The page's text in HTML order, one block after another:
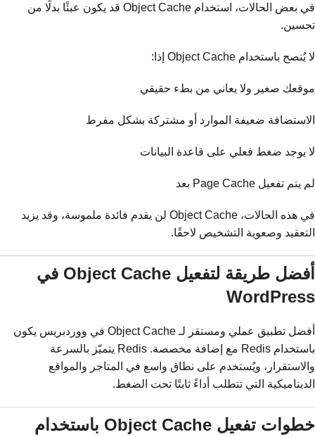
في بعض الحالات، استخدام Object Cache قد يكون عبئًا بدلًا من
تحسين.
لا يُنصح باستخدام Object Cache إذا:
موقعك صغير ولا يعاني من بطء حقيقي
الاستضافة ضعيفة الموارد أو مشتركة بشكل مفرط
لا يوجد ضغط فعلي على قاعدة البيانات
لم يتم تفعيل Page Cache بعد
في هذه الحالات، Object Cache لن يقدم فائدة ملموسة، وقد يزيد
التعقيد وصعوبة التشخيص لاحقًا.
أفضل طريقة لتفعيل Object Cache في
WordPress
أفضل تطبيق عملي ومستقر لـ Object Cache في ووردبريس يكون
باستخدام Redis مع إضافة مخصصة. Redis يتميّز بالسرعة
والاستقرار، ويُستخدم على نطاق واسع في المتاجر والمواقع
الديناميكية التي تتطلب أداءً ثابتًا تحت الضغط.
خطوات تفعيل Object Cache باستخدام